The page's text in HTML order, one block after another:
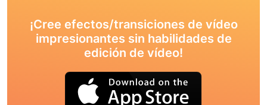
¡Cree efectos/transiciones de vídeo
impresionantes sin habilidades de
edición de vídeo!